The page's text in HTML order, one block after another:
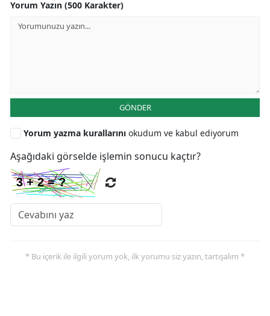
Yorum Yazın (500 Karakter)
GÖNDER
Yorum yazma kurallarını okudum ve kabul ediyorum
Aşağıdaki görselde işlemin sonucu kaçtır?
* Bu içerik ile ilgili yorum yok, ilk yorumu siz yazın, tartışalım *